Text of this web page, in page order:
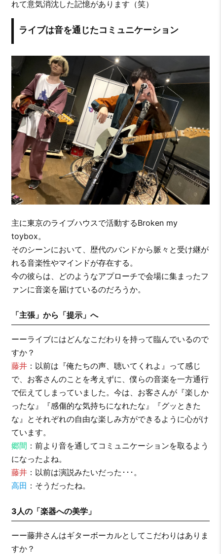
れて意気消沈した記憶があります（笑）
ライブは音を通じたコミュニケーション
主に東京のライブハウスで活動するBroken my
toybox。
そのシーンにおいて、歴代のバンドから脈々と受け継が
れる音楽性やマインドが存在する。
今の彼らは、どのようなアプローチで会場に集まったフ
ァンに音楽を届けているのだろうか。
「主張」から「提示」へ
ーーライブにはどんなこだわりを持って臨んでいるので
すか？
藤井：以前は『俺たちの声、聴いてくれよ』って感じ
で、お客さんのことを考えずに、僕らの音楽を一方通行
で伝えてしまっていました。今は、お客さんが『楽しか
ったな』『感傷的な気持ちになれたな』『グッときた
な』とそれぞれの自由な楽しみ方ができるように心がけ
ています。
郷間 ：前より音を通してコミュニケーションを取るよう
になったよね。
藤井：以前は演説みたいだった･･･。
高田 ：そうだったね。
3人の「楽器への美学」
ーー藤井さんはギターボーカルとしてこだわりはありま
すか？